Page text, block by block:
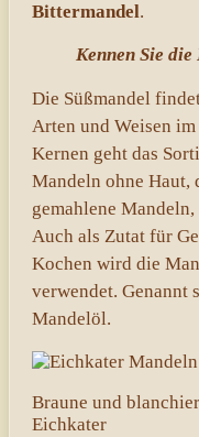
Bittermandel.
Kennen Sie
Die Süßmandel
Arten und Weisen
Kernen geht das
Mandeln ohne Haut,
gemahlene
Auch als Zutat für
Kochen wird die
verwendet. Genannt
Mandelöl.
Braune und
Eichkater